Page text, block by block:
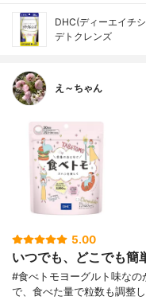
DHC(ディーエイチ
デトクレンズ
え～ちゃん
5.00
いつでも、どこでも簡
#食べトモヨーグルト味な
で、食べた量で粒数も調整